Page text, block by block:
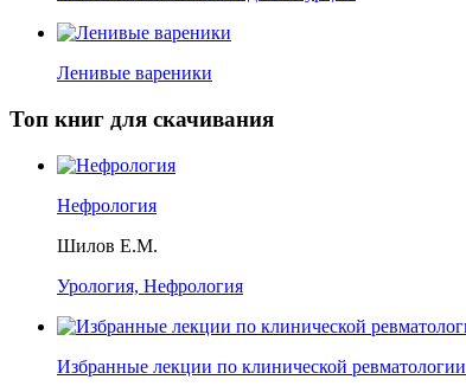
Ленивые вареники
Топ книг для скачивания
Нефрология
Шилов Е.М.
Урология, Нефрология
Избранные лекции по клинической ревматологии